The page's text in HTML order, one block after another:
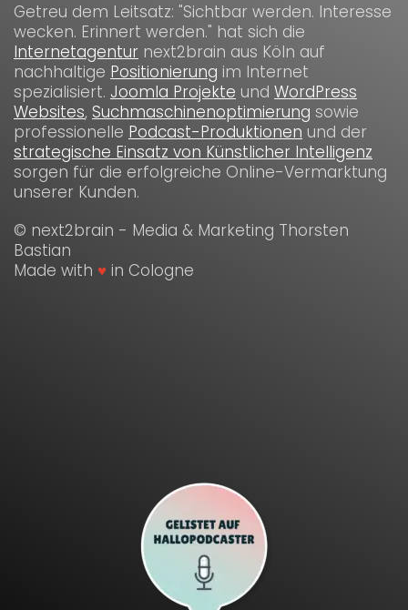
Getreu dem Leitsatz: "Sichtbar werden. Interesse
wecken. Erinnert werden." hat sich die
Internetagentur next2brain aus Köln auf
nachhaltige Positionierung im Internet
spezialisiert. Joomla Projekte und WordPress
Websites, Suchmaschinenoptimierung sowie
professionelle Podcast-Produktionen und der
strategische Einsatz von Künstlicher Intelligenz
sorgen für die erfolgreiche Online-Vermarktung
unserer Kunden.
© next2brain - Media & Marketing Thorsten
Bastian
Made with ♥ in Cologne